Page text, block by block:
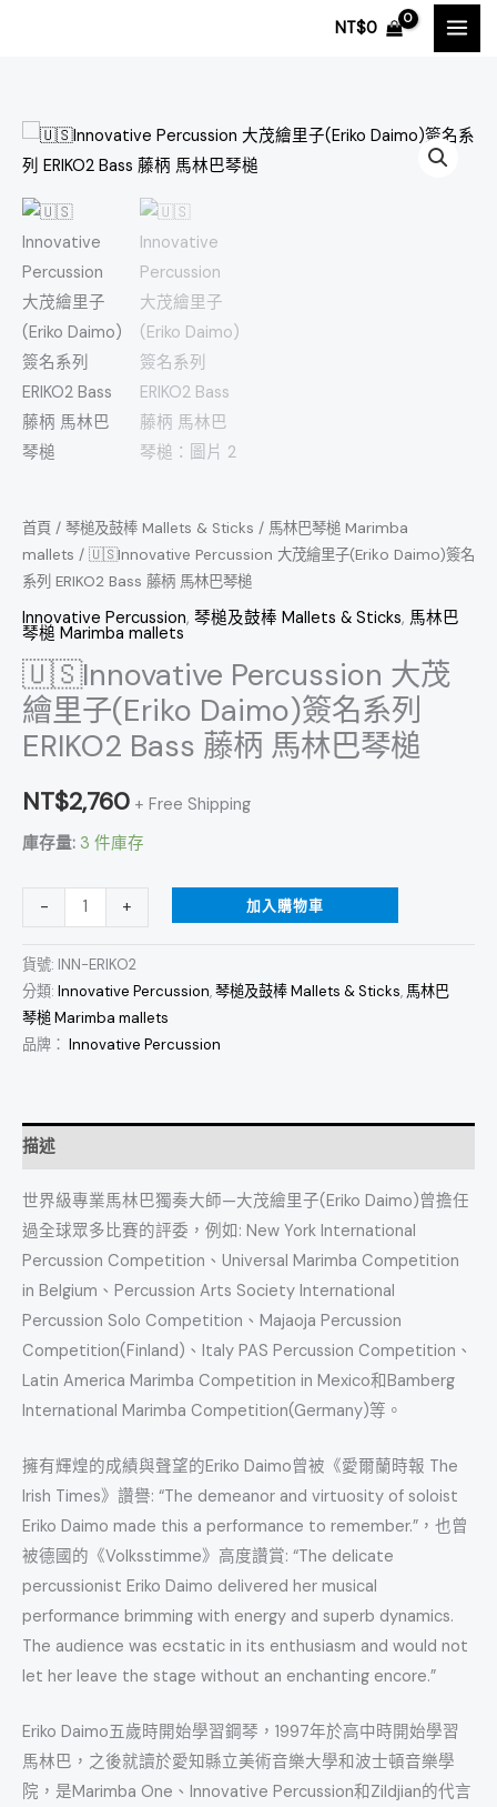
NT$0
首頁 / 琴槌及鼓棒 Mallets & Sticks / 馬林巴琴槌 Marimba
mallets / 🇺🇸Innovative Percussion 大茂繪里子(Eriko Daimo)簽名
系列 ERIKO2 Bass 藤柄 馬林巴琴槌
Innovative Percussion, 琴槌及鼓棒 Mallets & Sticks, 馬林巴
琴槌 Marimba mallets
🇺🇸Innovative Percussion 大茂
繪里子(Eriko Daimo)簽名系列
ERIKO2 Bass 藤柄 馬林巴琴槌
NT$2,760 + Free Shipping
庫存量: 3 件庫存
-
🇺🇸
Innovative
Percussion
茂
繪
里
子
(Eriko
Daimo)
簽
名
列
ERIKO2
Bass
藤
柄
馬
林
巴
槌
量
+ 加入購物車
貨號: INN-ERIKO2
分類: Innovative Percussion,琴槌及鼓棒 Mallets & Sticks, 馬林巴
琴槌 Marimba mallets
品牌： Innovative Percussion
描述
世界級專業馬林巴獨奏大師—大茂繪里子(Eriko Daimo)曾擔任
過全球眾多比賽的評委，例如: New York International
Percussion Competition、Universal Marimba Competition
in Belgium、Percussion Arts Society International
Percussion Solo Competition、Majaoja Percussion
Competition(Finland)、Italy PAS Percussion Competition、
Latin America Marimba Competition in Mexico和Bamberg
International Marimba Competition(Germany)等。
擁有輝煌的成績與聲望的Eriko Daimo曾被《愛爾蘭時報 The
Irish Times》讚譽: “The demeanor and virtuosity of soloist
Eriko Daimo made this a performance to remember.”，也曾
被德國的《Volksstimme》高度讚賞: “The delicate
percussionist Eriko Daimo delivered her musical
performance brimming with energy and superb dynamics.
The audience was ecstatic in its enthusiasm and would not
let her leave the stage without an enchanting encore.”
Eriko Daimo五歲時開始學習鋼琴，1997年於高中時開始學習
馬林巴，之後就讀於愛知縣立美術音樂大學和波士頓音樂學
院，是Marimba One、Innovative Percussion和Zildjian的代言